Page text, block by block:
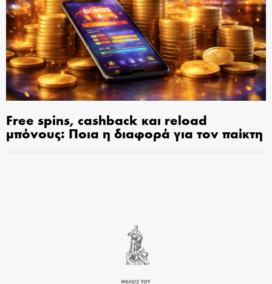
Free spins, cashback και reload
μπόνους: Ποια η διαφορά για τον παίκτη